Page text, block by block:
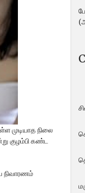
முடியாத நிலை
குழம்பி கண்ட
நிவாரணம்